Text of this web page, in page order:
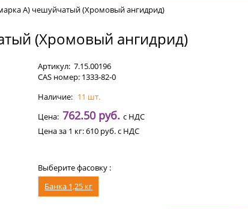
А) чешуйчатый (Хромовый ангидрид)
(Хромовый ангидрид)
Артикул:7.15.00196
CAS номер: 1333-82-0
Наличие: 11 шт.
Цена: 762.50 руб.с НДС
Цена за 1 кг:610 руб.с НДС
Выберите фасовку :
Банка 1,25 кг